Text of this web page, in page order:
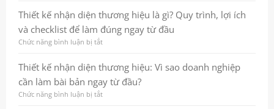
chuyên
nghiệp
Từ
nền
tảng
chiến
đến
hình
ảnh
nhất
kế
logo:
Tạo
dấu
thương
hiệu
bền
vững
Thiết kế nhận diện thương hiệu là gì? Quy trình, lợi ích
và checklist để làm đúng ngay từ đầu
Chức năng bình luận bị tắtở
kế
nhận
diện
thương
Thiết kế nhận diện thương hiệu: Vì sao doanh nghiệp
cần làm bài bản ngay từ đầu?
Chức năng bình luận bị tắtở